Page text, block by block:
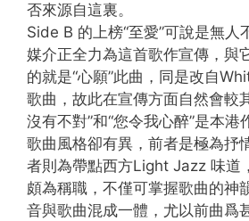
否來源自這裏。
Side B 的上榜“至愛”可說是無人
媒介正全力為這首歌作宣傳，與
的就是“心願”此曲，同是改自
歌曲，故此在宣傳方面自然會較
沒有不對”和“您令我心醉”是本港
歌曲風格卻有異，前者是極為抒
者則為帶點西方Light Jazz 味道
頗為稱職，不僅可掌握歌曲的神
音與歌曲混成一體，尤以前曲爲